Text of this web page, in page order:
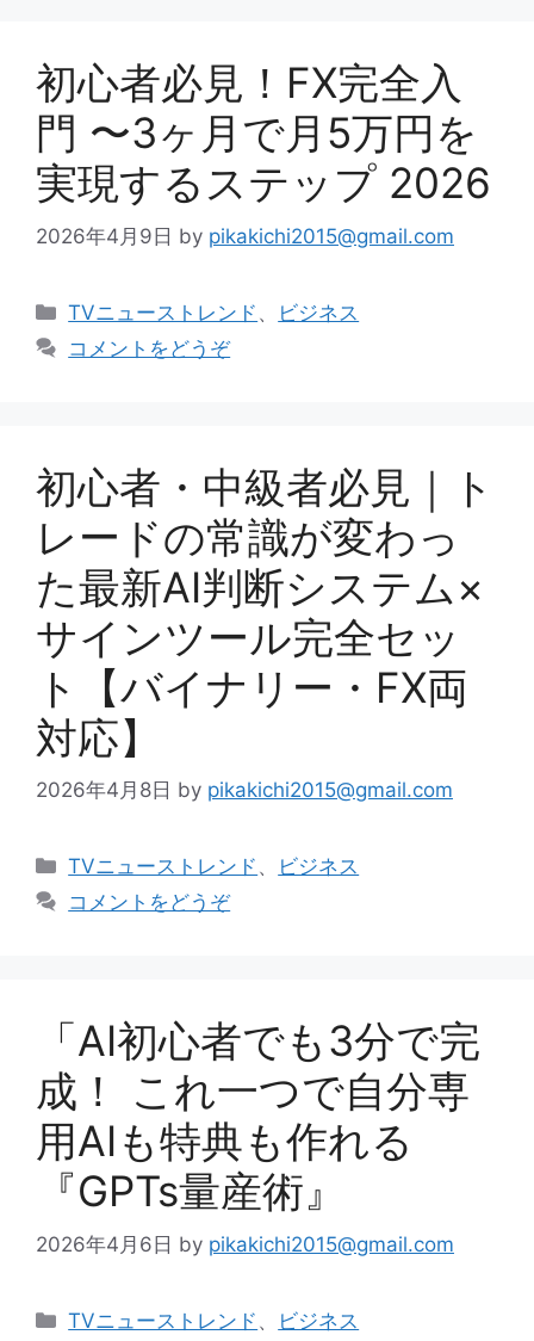
初心者必見！FX完全入
門 〜3ヶ月で月5万円を
実現するステップ 2026
2026年4月9日 by pikakichi2015@gmail.com
カ
TVニューストレンド 、
ビジネス
コメントをどうぞ
初心者・中級者必見｜ト
レードの常識が変わっ
た最新AI判断システム×
サインツール完全セッ
ト【バイナリー・FX両
対応】
2026年4月8日 by pikakichi2015@gmail.com
カ
テ
TVニューストレンド 、
ビジネス
コメントをどうぞ
「AI初心者でも3分で完
成！ これ一つで自分専
用AIも特典も作れる
『GPTs量産術』
2026年4月6日 by pikakichi2015@gmail.com
カ
TVニューストレンド 、
ビジネス